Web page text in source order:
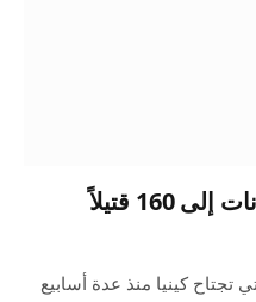
160 قتيلاً
تجتاح كينيا منذ عدة أسابيع